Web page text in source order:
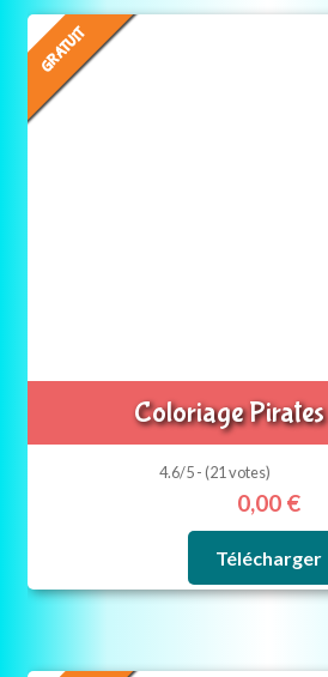
GRATUIT
Coloriage Pirates
4.6/5 - (21 votes)
0,00 €
Télécharger